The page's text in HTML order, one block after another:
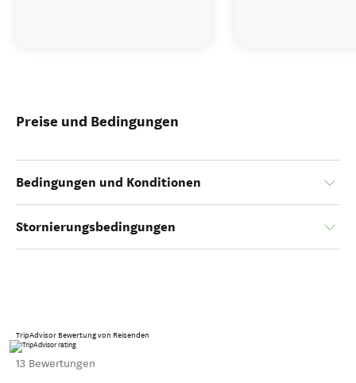
Preise und Bedingungen
Bedingungen und Konditionen
Stornierungsbedingungen
TripAdvisor Bewertung von Reisenden
13 Bewertungen